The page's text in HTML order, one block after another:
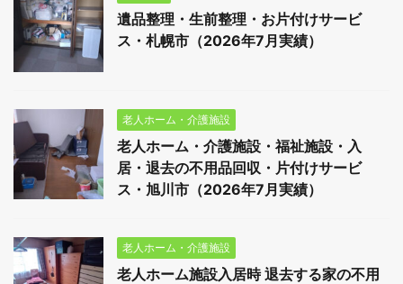
遺品整理・生前整理・お片付けサービ
ス・札幌市（2026年7月実績）
老人ホーム・介護施設
老人ホーム・介護施設・福祉施設・入
居・退去の不用品回収・片付けサービ
ス・旭川市（2026年7月実績）
老人ホーム・介護施設
老人ホーム施設入居時 退去する家の不用